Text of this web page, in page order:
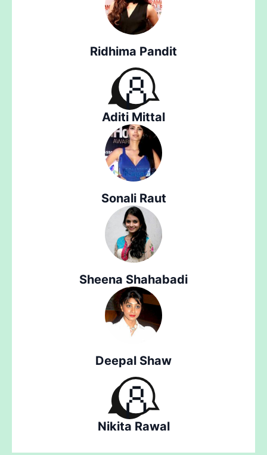
Ridhima Pandit
Aditi Mittal
Sonali Raut
Sheena Shahabadi
Deepal Shaw
Nikita Rawal